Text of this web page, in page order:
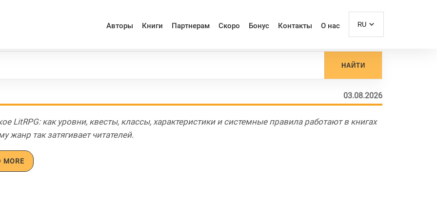
Авторы Книги Партнерам Скоро Бонус Контакты О нас RU
НАЙТИ
03.08.2026
LitRPG: как уровни, квесты, классы, характеристики и системные правила работают в книгах
жанр так затягивает читателей.
MORE